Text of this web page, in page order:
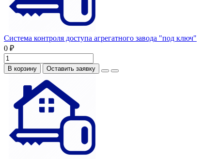
Система контроля доступа агрегатного завода "под ключ"
0 ₽
В корзину Оставить заявку